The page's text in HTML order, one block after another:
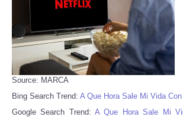
Source: MARCA
Bing Search Trend: A Que Hora Sale Mi Vida
Google Search Trend:A Que Hora Sale Mi